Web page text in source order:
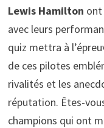
Lewis Hamilton ont
avec leurs
quiz mettra à
de ces pilotes
rivalités et les
réputation. Êtes-
champions qui ont